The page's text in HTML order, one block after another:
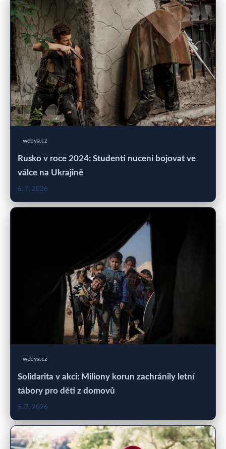
webya.cz
Rusko v roce 2024: Studenti nuceni bojovat ve
válce na Ukrajině
6. 7. 2026
webya.cz
Solidarita v akci: Miliony korun zachránily letní
tábory pro děti z domovů
5. 7. 2026